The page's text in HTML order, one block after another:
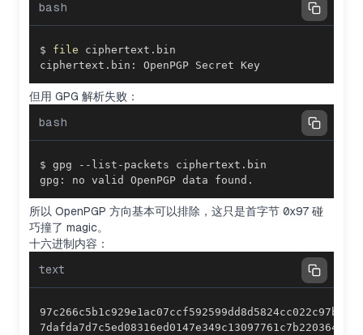
bash
$ file
ciphertext.bin: OpenPGP Secret Key
但用 GPG 解析失败：
bash
gpg: no valid OpenPGP data found.
所以 OpenPGP 方向基本可以排除，这只是首字节 0x97 碰
巧撞了 magic。
十六进制内容：
text